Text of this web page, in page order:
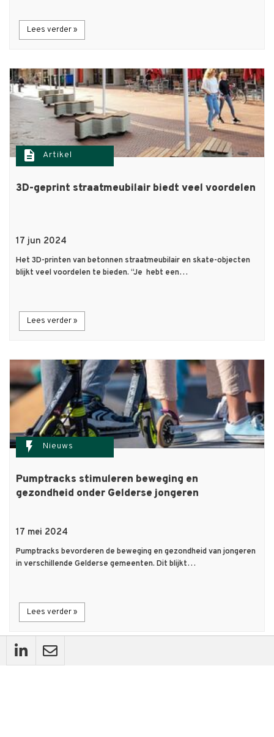
Lees verder »
description Artikel
3D-geprint straatmeubilair biedt veel voordelen
17 jun 2024
Het 3D-printen van betonnen straatmeubilair en skate-objecten
blijkt veel voordelen te bieden. “Je hebt een…
Lees verder »
flash_on Nieuws
Pumptracks stimuleren beweging en
gezondheid onder Gelderse jongeren
17 mei 2024
Pumptracks bevorderen de beweging en gezondheid van jongeren
in verschillende Gelderse gemeenten. Dit blijkt…
Lees verder »